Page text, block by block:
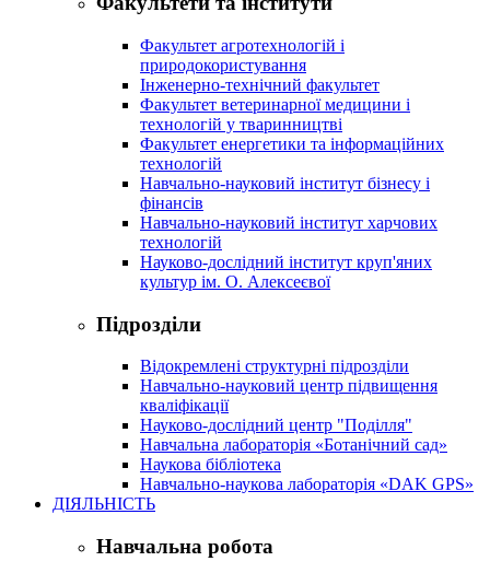
Факультет агротехнологій і
природокористування
Інженерно-технічний факультет
Факультет ветеринарної медицини і
технологій у тваринництві
Факультет енергетики та інформаційних
технологій
Навчально-науковий інститут бізнесу і
фінансів
Навчально-науковий інститут харчових
технологій
Науково-дослідний інститут круп'яних
культур ім. О. Алексеєвої
Підрозділи
Відокремлені структурні підрозділи
Навчально-науковий центр підвищення
кваліфікації
Науково-дослідний центр "Поділля"
Навчальна лабораторія «Ботанічний сад»
Наукова бібліотека
Навчально-наукова лабораторія «DAK GPS»
ДІЯЛЬНІСТЬ
Навчальна робота